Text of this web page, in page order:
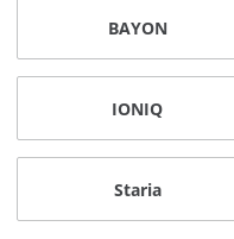
BAYON
IONIQ
Staria